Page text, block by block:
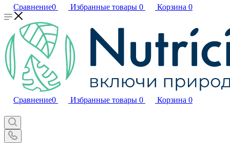
Сравнение0 Избранные товары 0 Корзина 0
Сравнение0 Избранные товары 0 Корзина 0